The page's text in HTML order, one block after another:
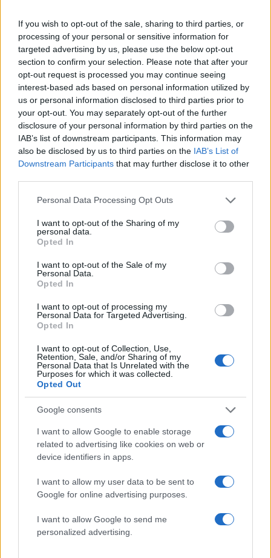
If you wish to opt-out of the sale, sharing to third parties, or
processing of your personal or sensitive information for
targeted advertising by us, please use the below opt-out
section to confirm your selection. Please note that after your
opt-out request is processed you may continue seeing
interest-based ads based on personal information utilized by
us or personal information disclosed to third parties prior to
your opt-out. You may separately opt-out of the further
disclosure of your personal information by third parties on the
IAB’s list of downstream participants. This information may
also be disclosed by us to third parties on the IAB’s List of
Downstream Participants that may further disclose it to other
Please note that this website/app uses one or more Google
not limited to your visit or usage behaviour. You may click to
grant or deny consent to Google and its third-party tags to
use your data for below specified purposes in below Google
consent section.
Personal Data Processing Opt Outs
I want to opt-out of the Sharing of my
personal data.
Opted In
I want to opt-out of the Sale of my
Personal Data.
Opted In
I want to opt-out of processing my
Personal Data for Targeted Advertising.
Opted In
I want to opt-out of Collection, Use,
Retention, Sale, and/or Sharing of my
Personal Data that Is Unrelated with the
Purposes for which it was collected.
Opted Out
Google consents
I want to allow Google to enable storage
related to advertising like cookies on web or
device identifiers in apps.
I want to allow my user data to be sent to
Google for online advertising purposes.
I want to allow Google to send me
personalized advertising.
Σχολίασε εδώ
50 /50
2000 /2000
Υποβολή σχολίου
Αθλητικά
PREMIER LEAGUE
ΓΟΥΕΣΤ ΧΑΜ
ΜΠΡΕΝΤΦΟΡΝΤ
Share:
ενημερωθείτε πρώτοι για όλη την ειδησεογραφία και τα
τελευταία νέατης ημέρας
Πιο δημοφιλή
Ριτσώνας το «ύστατο χαίρε» στον Έλληνα
σύνδεσμο του ελικοπτέρου που έπεσε στην
Ψάθα
τροχαίο με νεκρούς μητέρα και γιο – Ο
οδηγός του φορτηγού κατέγραψε τη
σύγκρουση
Έρχεται τριήμερο με 40άρια και ισχυρά
μελτέμια - Οι περιοχές που θα είναι πιο